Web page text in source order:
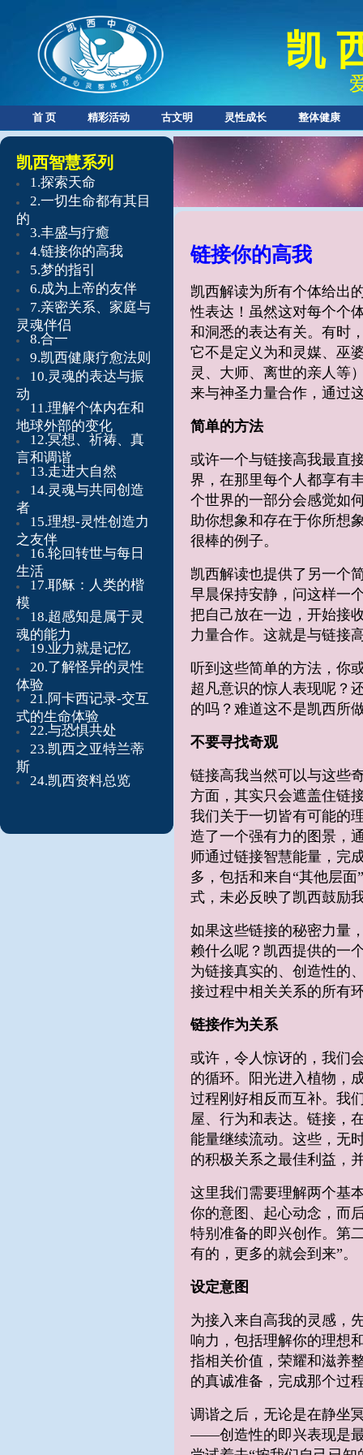
凯
首 页 精彩活动 古文明 灵性成长 整体健康
凯西智慧系列
​1.探索天命
​2.一切生命都有其目
的
3.丰盛与疗癒
4.链接你的高我
5.梦的指引
6.成为上帝的友伴
7.亲密关系、家庭与
灵魂伴侣
8.合一
9.凯西健康疗愈法则
10.灵魂的表达与振
动
11.理解个体内在和
地球外部的变化
12.冥想、祈祷、真
言和调谐
13.走进大自然
14.灵魂与共同创造
者
15.理想-灵性创造力
之友伴
16.轮回转世与每日
生活
17.耶稣：人类的楷
模
18.超感知是属于灵
魂的能力
19.业力就是记忆
20.了解怪异的灵性
体验
21.阿卡西记录-交互
式的生命体验
22.与恐惧共处
23.凯西之亚特兰蒂
斯
24.凯西资料总览
链接你的高我
凯西解读为所有个体给出
性表达！虽然这对每个个
和洞悉的表达有关。有时
它不是定义为和灵媒、巫
灵、大师、离世的亲人等
来与神圣力量合作，通过
简单的方法
或许一个与链接高我最直
界，在那里每个人都享有
个世界的一部分会感觉
助你想象和存在于你所想
很棒的例子。
凯西解读也提供了另一个
早晨保持安静，问这样一
把自己放在一边，开始接
力量合作。这就是与链接
听到这些简单的方法，你
超凡意识的惊人表现呢？
的吗？难道这不是凯西所
不要寻找奇观
链接高我当然可以与这些
方面，其实只会遮盖住链
我们关于一切皆有可能的
造了一个强有力的图景，
师通过链接智慧能量，完
多，包括和来自“其他层
式，未必反映了凯西鼓励
如果这些链接的秘密力量
赖什么呢？凯西提供的一
为链接真实的、创造性的
接过程中相关关系的所有
链接作为关系
或许，令人惊讶的，我们
的循环。阳光进入植物，
过程刚好相反而互补。我
屋、行为和表达。链接，
能量继续流动。这些，无
的积极关系之最佳利益，
这里我们需要理解两个基
你的意图、起心动念，而
特别准备的即兴创作。第
有的，更多的就会到来”。
设定意图
为接入来自高我的灵感，
响力，包括理解你的理想
指相关价值，荣耀和滋养
的真诚准备，完成那个过
调谐之后，无论是在静坐
——创造性的即兴表现是最